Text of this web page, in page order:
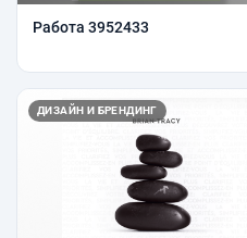
Работа 3952433
ДИЗАЙН И БРЕНДИНГ